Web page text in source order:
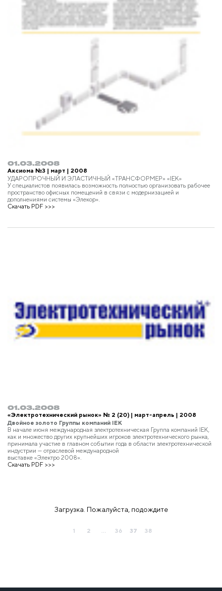
01.03.2008
Аксиома №3 | март | 2008
УДАРОПРОЧНЫЙ И ЭЛАСТИЧНЫЙ «ТРАНСФОРМЕР» «IEK»
У специалистов появилась возможность полностью организовать рабочее
пространство офисных помещений в связи с модернизацией и
дополнениями системы «Элекор».
Скачать PDF >>>
01.03.2008
«Электротехнический рынок» № 2 (20) | март-апрель | 2008
Двойное золото Группы компаний IEK
В начале июня международная электротехническая Группа компаний IEK,
как и множество других крупнейших игроков электротехнического рынка,
принимала участие в главном событии года в области электротехнической
индустрии — отраслевой международной
выставке «Электро 2008».
Скачать PDF >>>
Загрузка. Пожалуйста, подождите
1 2 ... 36 37 38